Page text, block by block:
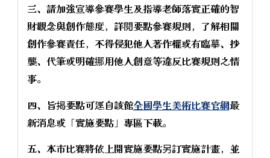
三、請加強宣導參賽學生及指導老師落實正確的智
財觀念與創作態度，詳閱要點參賽規則，了解相關
創作參賽責任，不得侵犯他人著作權或有臨摹、抄
襲、代筆或明確挪用他人創意等違反比賽規則之情
事。
四、旨揭要點可逕自該館全國學生美術比賽官網最
新消息或「實施要點」專區下載。
五、本市比賽將依上開實施要點另訂實施計畫，並